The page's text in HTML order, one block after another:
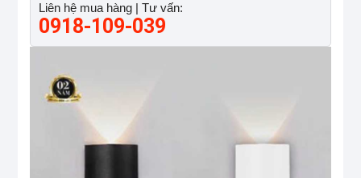
Liên hệ mua hàng | Tư vấn:
0918-109-039